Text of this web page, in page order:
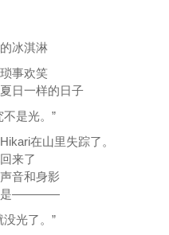
冰淇淋
事欢笑
日一样的日子
是光。”
在山里失踪了。
来了
音和身影
是————
光了。”